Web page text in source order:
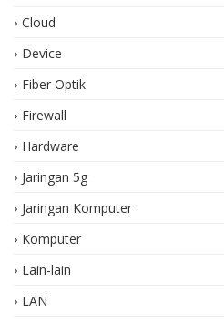
Cloud
Device
Fiber Optik
Firewall
Hardware
Jaringan 5g
Jaringan Komputer
Komputer
Lain-lain
LAN